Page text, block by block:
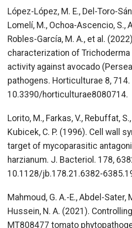
López-López, M. E., Del-Toro-
Lomelí, M., Ochoa-Ascencio, S.,
Robles-García, M. A., et al.
characterization of
activity against avocado
pathogens. Horticulturae 8, 714.
10.3390/horticulturae8080714.
Lorito, M., Farkas, V., Rebuffat,
Kubicek, C. P. (1996). Cell wall
target of mycoparasitic
harzianum. J. Bacteriol. 178,
10.1128/jb.178.21.6382-
Mahmoud, G. A.-E., Abdel-Sater,
Hussein, N. A. (2021).
MT808477 tomato